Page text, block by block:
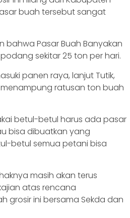
buah tersebut sangat
bahwa Pasar Buah Banyakan
sekitar 25 ton per hari.
panen raya, lanjut Tutik,
ratusan ton buah
betul-betul harus ada pasar
bisa dibuatkan yang
betul semua petani bisa
masih akan terus
atas rencana
grosir ini bersama Sekda dan